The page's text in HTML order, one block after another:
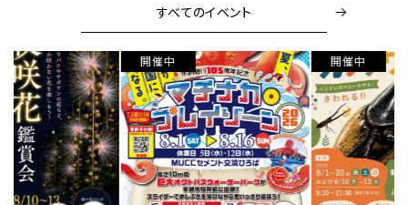
すべてのイベント
開催中